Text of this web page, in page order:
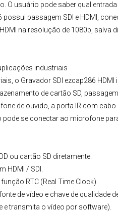
O usuário pode saber qual
possui passagem SDI e HDMI,
na resolução de 1080p, salva
industriais
o Gravador SDI ezcap286 HDMI
de cartão SD,
de ouvido, a porta IR com
pode se conectar ao microfone
ou cartão SD diretamente.
HDMI / SDI.
RTC (Real Time Clock).
de vídeo e chave de qualidade
e transmita o vídeo por software).